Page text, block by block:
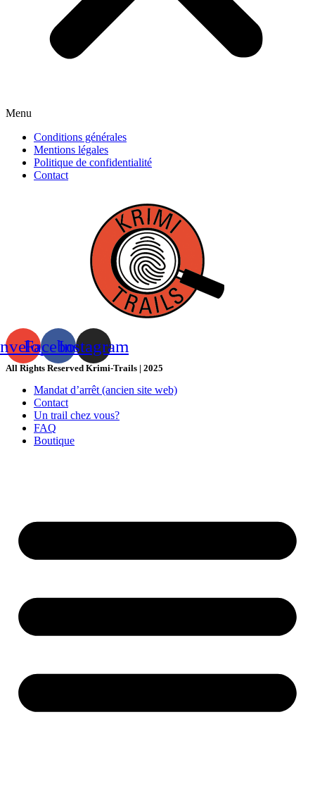
Menu
Conditions générales
Mentions légales
Politique de confidentialité
Contact
FacebookInstagram
All Rights Reserved Krimi-Trails | 2025
Mandat d’arrêt (ancien site web)
Contact
Un trail chez vous?
FAQ
Boutique